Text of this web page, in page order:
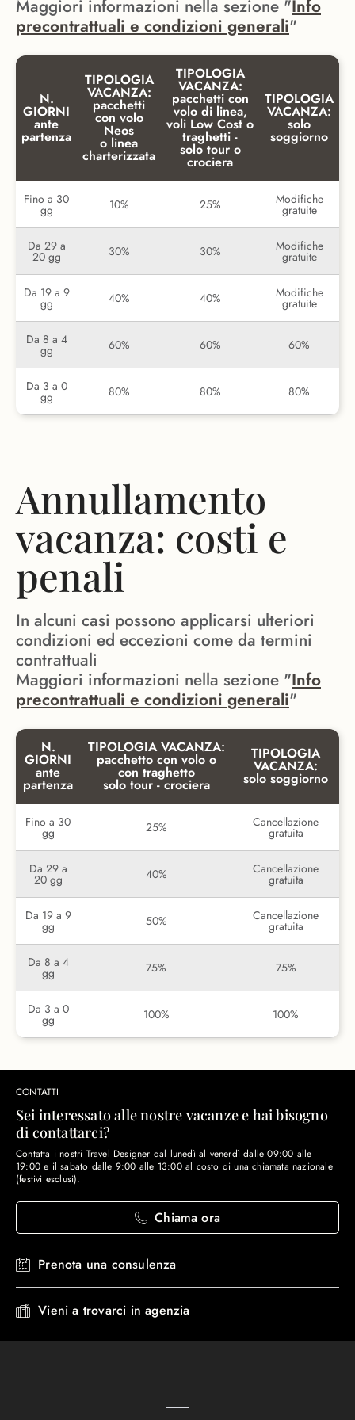
Maggiori informazioni nella sezione "Info
precontrattuali e condizioni generali"
N.
GIORNI
ante
partenza
TIPOLOGIA
VACANZA:
pacchetti
con volo
Neos
o linea
charterizzata
TIPOLOGIA
VACANZA:
pacchetti con
volo di linea,
voli Low Cost o
traghetti -
solo tour o
crociera
TIPOLOGIA
VACANZA:
solo
soggiorno
Fino a 30
gg 10% 25% Modifiche
gratuite
Da 29 a
20 gg 30% 30% Modifiche
gratuite
Da 19 a 9
gg 40% 40% Modifiche
gratuite
Da 8 a 4
gg 60% 60% 60%
Da 3 a 0
gg 80% 80% 80%
Annullamento
vacanza: costi e
penali
In alcuni casi possono applicarsi ulteriori
condizioni ed eccezioni come da termini
contrattuali
Maggiori informazioni nella sezione "Info
precontrattuali e condizioni generali"
N.
GIORNI
ante
partenza
TIPOLOGIA VACANZA:
pacchetto con volo o
con traghetto
solo tour - crociera
TIPOLOGIA
VACANZA:
solo soggiorno
Fino a 30
gg 25% Cancellazione
gratuita
Da 29 a
20 gg 40% Cancellazione
gratuita
Da 19 a 9
gg 50% Cancellazione
gratuita
Da 8 a 4
gg 75% 75%
Da 3 a 0
gg 100% 100%
CONTATTI
Sei interessato alle nostre vacanze e hai bisogno
di contattarci?
Contatta i nostri Travel Designer dal lunedì al venerdì dalle 09:00 alle
19:00 e il sabato dalle 9:00 alle 13:00 al costo di una chiamata nazionale
(festivi esclusi).
Chiama ora
Prenota una consulenza
Vieni a trovarci in agenzia